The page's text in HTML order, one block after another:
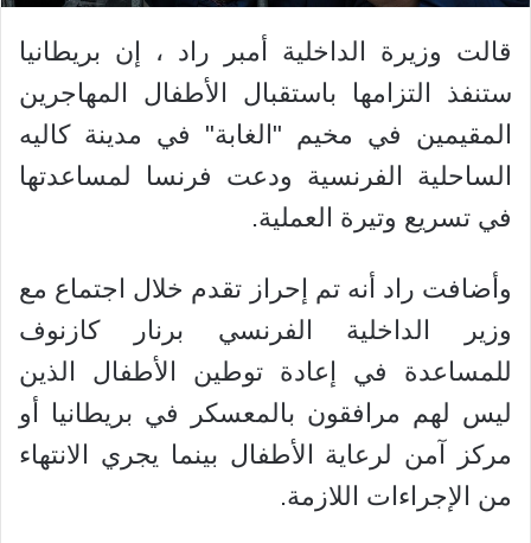
قالت وزيرة الداخلية أمبر راد ، إن بريطانيا
ستنفذ التزامها باستقبال الأطفال المهاجرين
المقيمين في مخيم "الغابة" في مدينة كاليه
الساحلية الفرنسية ودعت فرنسا لمساعدتها
في تسريع وتيرة العملية.
وأضافت راد أنه تم إحراز تقدم خلال اجتماع مع
وزير الداخلية الفرنسي برنار كازنوف
للمساعدة في إعادة توطين الأطفال الذين
ليس لهم مرافقون بالمعسكر في بريطانيا أو
مركز آمن لرعاية الأطفال بينما يجري الانتهاء
من الإجراءات اللازمة.